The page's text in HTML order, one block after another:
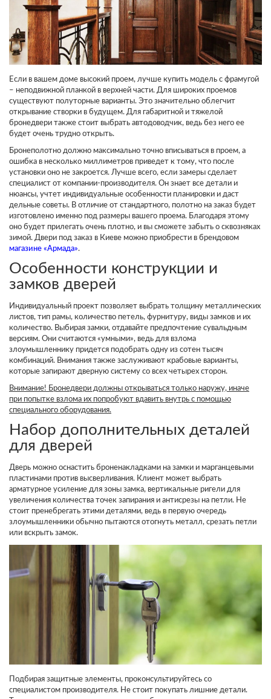
Если в вашем доме высокий проем, лучше купить модель с фрамугой
– неподвижной планкой в верхней части. Для широких проемов
существуют полуторные варианты. Это значительно облегчит
открывание створки в будущем. Для габаритной и тяжелой
бронедвери также стоит выбрать автодоводчик, ведь без него ее
будет очень трудно открыть.
Бронеполотно должно максимально точно вписываться в проем, а
ошибка в несколько миллиметров приведет к тому, что после
установки оно не закроется. Лучше всего, если замеры сделает
специалист от компании-производителя. Он знает все детали и
нюансы, учтет индивидуальные особенности планировки и даст
дельные советы. В отличие от стандартного, полотно на заказ будет
изготовлено именно под размеры вашего проема. Благодаря этому
оно будет прилегать очень плотно, и вы сможете забыть о сквозняках
зимой. Двери под заказ в Киеве можно приобрести в брендовом
магазине «Армада».
Особенности конструкции и
замков дверей
Индивидуальный проект позволяет выбрать толщину металлических
листов, тип рамы, количество петель, фурнитуру, виды замков и их
количество. Выбирая замки, отдавайте предпочтение сувальдным
версиям. Они считаются «умными», ведь для взлома
злоумышленнику придется подобрать одну из сотен тысяч
комбинаций. Внимания также заслуживают крабовые варианты,
которые запирают дверную систему со всех четырех сторон.
Внимание! Бронедвери должны открываться только наружу, иначе
при попытке взлома их попробуют вдавить внутрь с помощью
специального оборудования.
Набор дополнительных деталей
для дверей
Дверь можно оснастить броненакладками на замки и марганцевыми
пластинами против высверливания. Клиент может выбрать
арматурное усиление для зоны замка, вертикальные ригели для
увеличения количества точек запирания и антисрезы на петли. Не
стоит пренебрегать этими деталями, ведь в первую очередь
злоумышленники обычно пытаются отогнуть металл, срезать петли
или вскрыть замок.
Подбирая защитные элементы, проконсультируйтесь со
специалистом производителя. Не стоит покупать лишние детали.